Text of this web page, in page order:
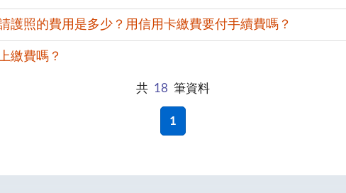
護照的費用是多少？用信用卡繳費要付手續費嗎？
繳費嗎？
共 18 筆資料
1